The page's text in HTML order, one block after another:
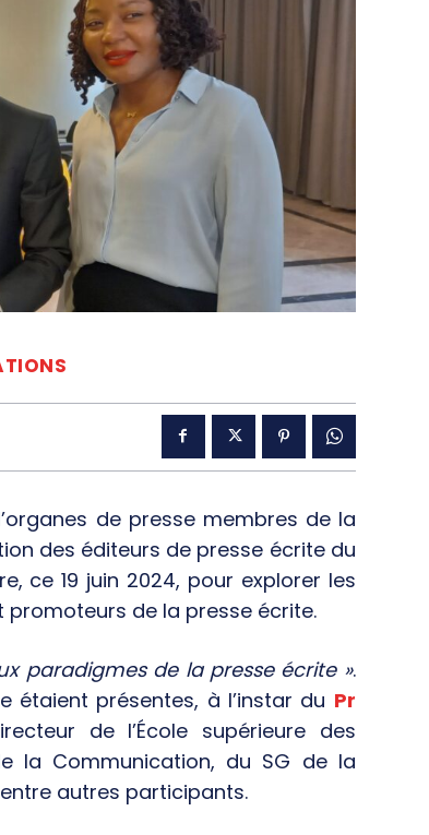
de presse membres de la
des éditeurs de presse écrite du
ce 19 juin 2024, pour explorer les
promoteurs de la presse écrite.
paradigmes de la presse écrite ».
étaient présentes, à l’instar du Pr
de l’École supérieure des
la Communication, du SG de la
autres participants.